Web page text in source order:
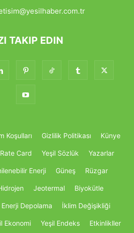
TAKIP EDIN
Koşulları Gizlilik Politikası Künye
Rate Card Yeşil Sözlük Yazarlar
Enerji Güneş Rüzgar
Jeotermal Biyokütle
Enerji Depolama İklim Değişikliği
Ekonomi Yeşil Endeks Etkinlikller